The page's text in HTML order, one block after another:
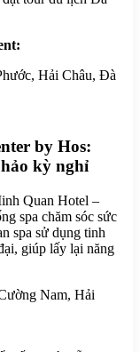
Hải Châu, Đà
by Hos:
kỳ nghỉ
Quan Hotel –
spa chăm sóc sức
spa sử dụng tinh
giúp lấy lại năng
Nam, Hải